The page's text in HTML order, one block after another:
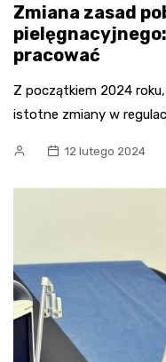
Zmiana zasad
pracować
Z początkiem 2024
istotne zmiany w
12 lutego 2024